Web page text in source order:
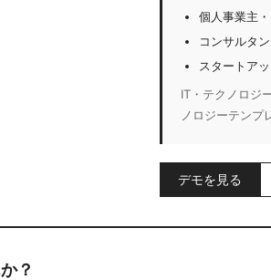
個人事業主
コンサルタ
スタートア
IT・テクノロジ
ノロジーテンプ
デモを見る
？